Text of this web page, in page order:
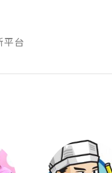
平台